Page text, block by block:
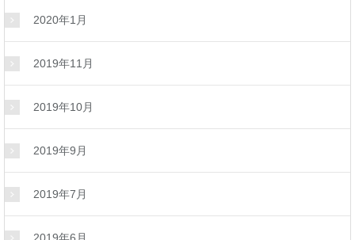
2020年1月
2019年11月
2019年10月
2019年9月
2019年7月
2019年6月